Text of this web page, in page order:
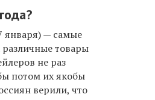
января) — самые
товары
не раз
потом их якобы
верили, что